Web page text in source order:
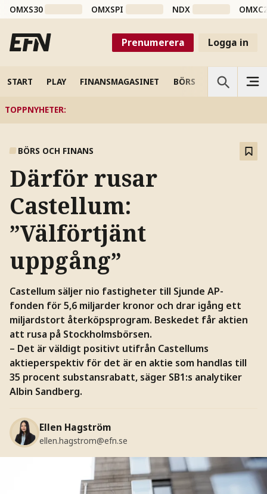
OMXS30 OMXSPI NDX
Prenumerera Logga in
START PLAY FINANSMAGASINET BÖRS VETENSKAP
TOPPNYHETER:
BÖRS OCH FINANS
Därför rusar
Castellum:
”Välförtjänt
uppgång”
Castellum säljer nio fastigheter till Sjunde AP-
fonden för 5,6 miljarder kronor och drar igång ett
miljardstort återköpsprogram. Beskedet får aktien
att rusa på Stockholmsbörsen.
– Det är väldigt positivt utifrån Castellums
aktieperspektiv för det är en aktie som handlas till
35 procent substansrabatt, säger SB1:s analytiker
Albin Sandberg.
Ellen Hagström
ellen.hagstrom@efn.se